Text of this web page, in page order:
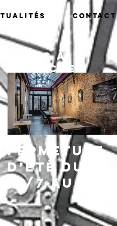
Contact
Posts à
l'affiche
Fermeture
d’été du
13/7 au
16/8,
réouvertu